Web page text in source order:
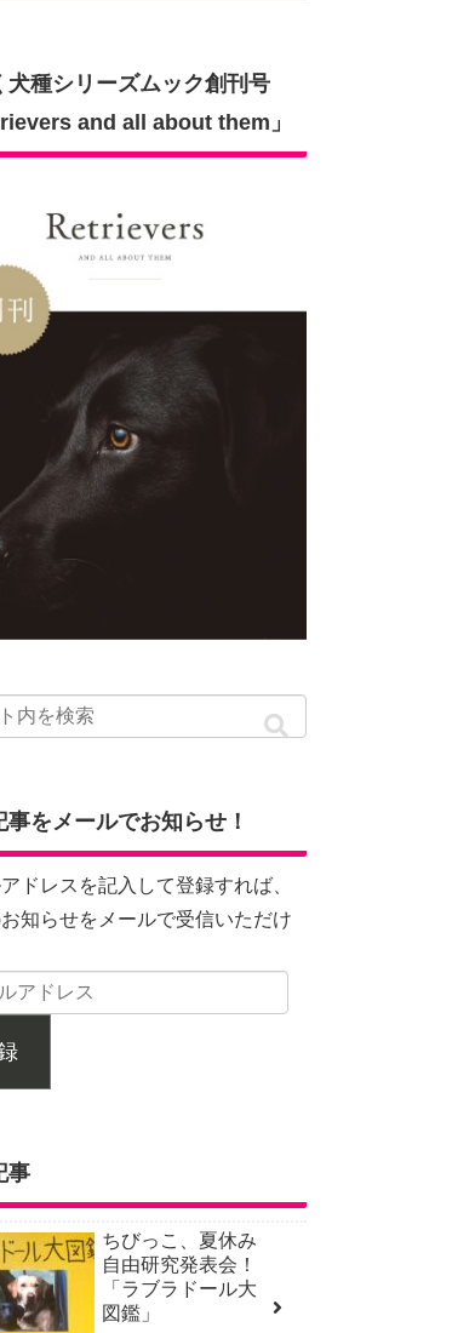
犬種シリーズムック創刊号
and all about them」
事をメールでお知らせ！
ドレスを記入して登録すれば、
知らせをメールで受信いただけ
事
ちびっこ、夏休み
自由研究発表会！
「ラブラドール大
図鑑」